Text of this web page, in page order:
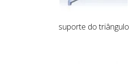
suporte do triângulo